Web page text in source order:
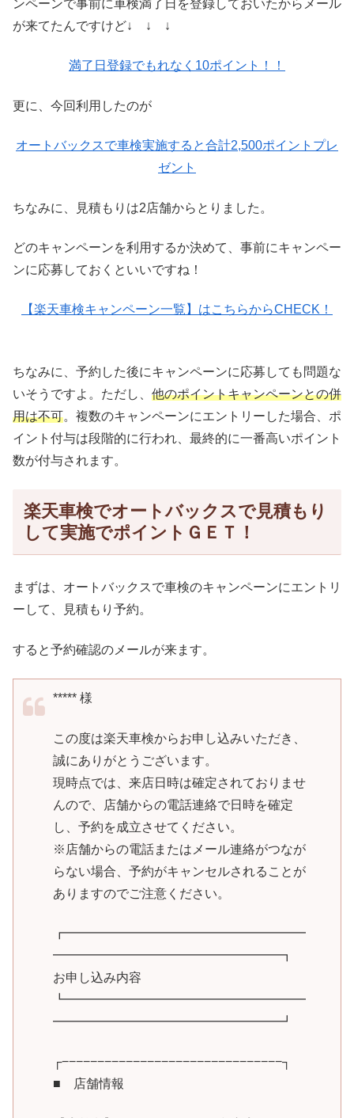
ンペーンで事前に車検満了日を登録しておいたからメール
が来てたんですけど↓ ↓ ↓
満了日登録でもれなく10ポイント！！
更に、今回利用したのが
オートバックスで車検実施すると合計2,500ポイントプレ
ゼント
ちなみに、見積もりは2店舗からとりました。
どのキャンペーンを利用するか決めて、事前にキャンペー
ンに応募しておくといいですね！
【楽天車検キャンペーン一覧】はこちらからCHECK！
ちなみに、予約した後にキャンペーンに応募しても問題な
いそうですよ。ただし、 他のポイントキャンペーンとの併
用は不可。複数のキャンペーンにエントリーした場合、ポ
イント付与は段階的に行われ、最終的に一番高いポイント
数が付与されます。
楽天車検でオートバックスで見積もり
して実施でポイントＧＥＴ！
まずは、オートバックスで車検のキャンペーンにエントリ
ーして、見積もり予約。
すると予約確認のメールが来ます。
***** 様
この度は楽天車検からお申し込みいただき、
誠にありがとうございます。
現時点では、来店日時は確定されておりませ
んので、店舗からの電話連絡で日時を確定
し、予約を成立させてください。
※店舗からの電話またはメール連絡がつなが
らない場合、予約がキャンセルされることが
ありますのでご注意ください。
┏━━━━━━━━━━━━━━━━━━━
━━━━━━━━━━━━━━━━━━┓
お申し込み内容
┗━━━━━━━━━━━━━━━━━━━
━━━━━━━━━━━━━━━━━━┛
┌−−−−−−−−−−−−−−−−−−−−−−−−−−−−−−−┐
■ 店舗情報